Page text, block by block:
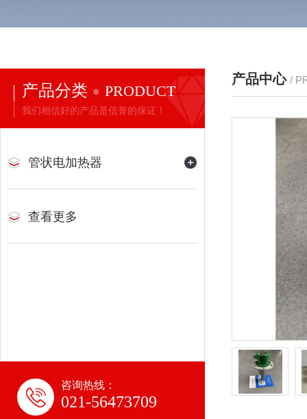
产品分类 PRODUCT
我们相信好的产品是信誉的保证！
管状电加热器
查看更多
咨询热线：
021-56473709
产品中心 /